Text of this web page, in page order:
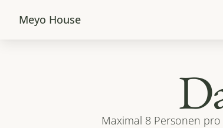
Meyo House
Maximal 8 Personen